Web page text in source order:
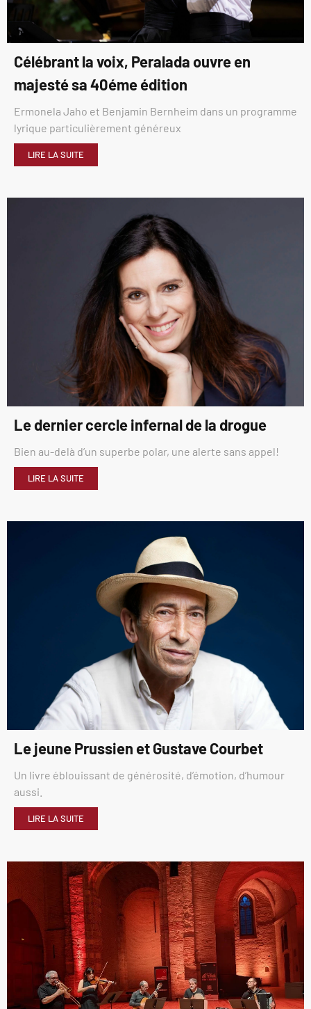
Célébrant la voix, Peralada ouvre en
majesté sa 40éme édition
Ermonela Jaho et Benjamin Bernheim dans un programme
lyrique particulièrement généreux
LIRE LA SUITE
Le dernier cercle infernal de la drogue
Bien au-delà d’un superbe polar, une alerte sans appel!
LIRE LA SUITE
Le jeune Prussien et Gustave Courbet
Un livre éblouissant de générosité, d’émotion, d’humour
aussi.
LIRE LA SUITE